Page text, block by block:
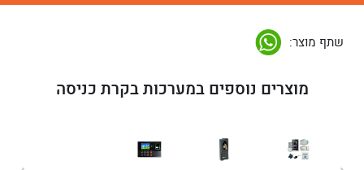
שתף מוצר:
מוצרים נוספים במערכות בקרת כניסה